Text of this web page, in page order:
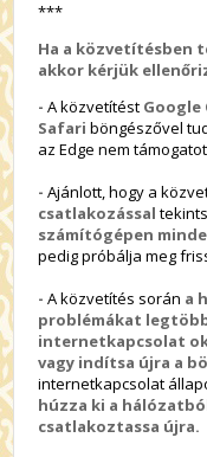
***
Ha a közvetítésben
akkor kérjük
-A közvetítést Google
Safari böngészővel
az Edge nem
- Ajánlott, hogy a
csatlakozással
számítógépen
pedig próbálja meg
- A közvetítés során a
problémákat
internetkapcsolat
vagy indítsa újra a
internetkapcsolat
húzza ki a
csatlakoztassa újra.